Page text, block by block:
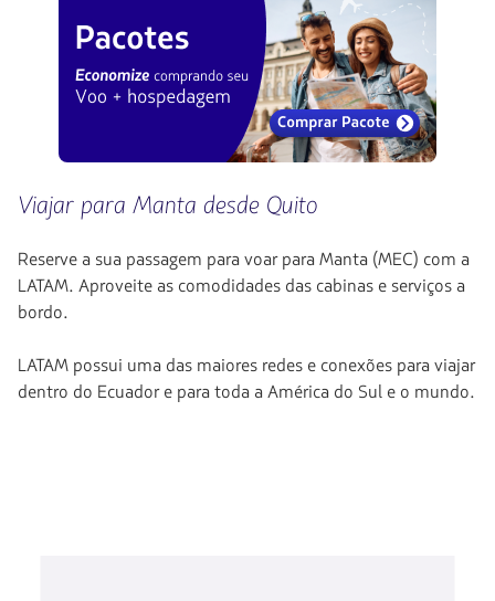
Viajar para Manta desde Quito
Reserve a sua passagem para voar para Manta (MEC) com a
LATAM. Aproveite as comodidades das cabinas e serviços a
bordo.
LATAM possui uma das maiores redes e conexões para viajar
dentro do Ecuador e para toda a América do Sul e o mundo.